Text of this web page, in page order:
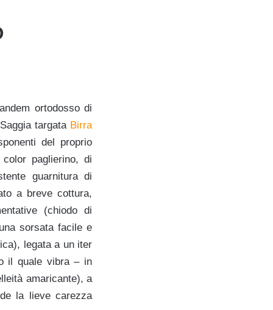
ortodosso di
targata Birra
del proprio
paglierino, di
guarnitura di
a breve cottura,
(chiodo di
sorsata facile e
legata a un iter
il quale vibra – in
amaricante), a
la lieve carezza